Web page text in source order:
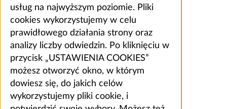
usług na najwyższym poziomie. Pliki
cookies wykorzystujemy w celu
prawidłowego działania strony oraz
analizy liczby odwiedzin. Po kliknięciu w
przycisk „USTAWIENIA COOKIES”
możesz otworzyć okno, w którym
dowiesz się, do jakich celów
wykorzystujemy pliki cookie, i